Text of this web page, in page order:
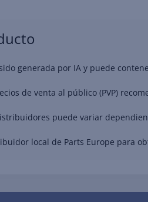
generada por IA y puede
de venta al público (PVP)
puede variar
local de Parts Europe para